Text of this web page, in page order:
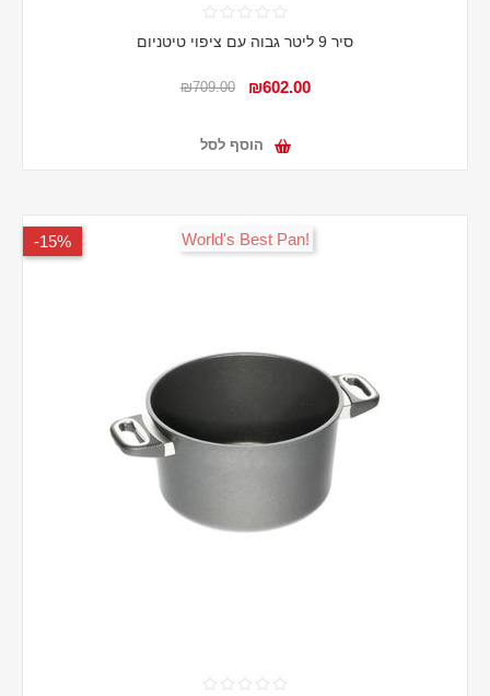
סיר 9 ליטר גבוה עם ציפוי טיטניום
₪602.00
₪709.00
הוסף לסל
15%- !World's Best Pan